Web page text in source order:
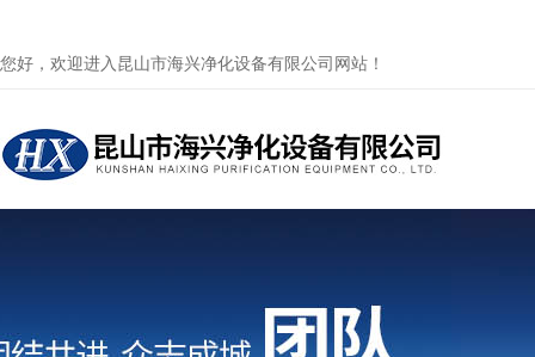
您好，欢迎进入昆山市海兴净化设备有限公司网站！